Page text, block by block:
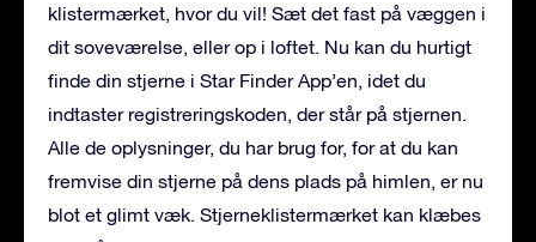
klistermærket, hvor du vil! Sæt det fast på væggen i
dit soveværelse, eller op i loftet. Nu kan du hurtigt
finde din stjerne i Star Finder App’en, idet du
indtaster registreringskoden, der står på stjernen.
Alle de oplysninger, du har brug for, for at du kan
fremvise din stjerne på dens plads på himlen, er nu
blot et glimt væk. Stjerneklistermærket kan klæbes